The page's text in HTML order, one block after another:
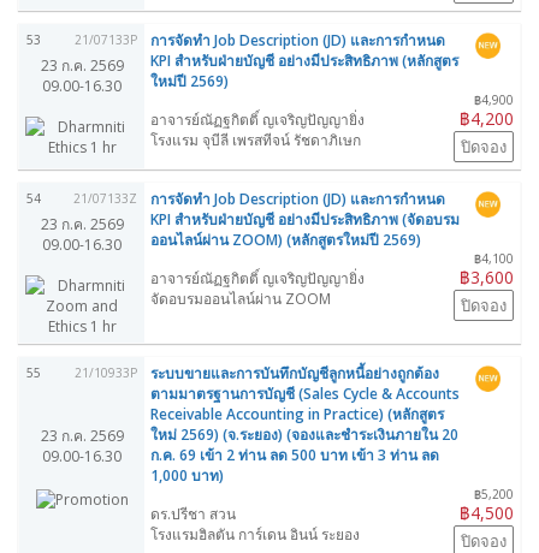
53 21/07133P
23 ก.ค. 2569
09.00-16.30
การจัดทำ Job Description (JD) และการกำหนด
KPI สำหรับฝ่ายบัญชี อย่างมีประสิทธิภาพ (หลักสูตร
ใหม่ปี 2569)
฿4,900
฿4,200
อาจารย์ณัฏฐกิตติ์ ญเจริญปัญญายิ่ง
โรงแรม จุบีลี เพรสทีจน์ รัชดาภิเษก
ปิดจอง
54 21/07133Z
23 ก.ค. 2569
09.00-16.30
การจัดทำ Job Description (JD) และการกำหนด
KPI สำหรับฝ่ายบัญชี อย่างมีประสิทธิภาพ (จัดอบรม
ออนไลน์ผ่าน ZOOM) (หลักสูตรใหม่ปี 2569)
฿4,100
฿3,600
อาจารย์ณัฏฐกิตติ์ ญเจริญปัญญายิ่ง
จัดอบรมออนไลน์ผ่าน ZOOM
ปิดจอง
55 21/10933P
23 ก.ค. 2569
09.00-16.30
ระบบขายและการบันทึกบัญชีลูกหนี้อย่างถูกต้อง
ตามมาตรฐานการบัญชี (Sales Cycle & Accounts
Receivable Accounting in Practice) (หลักสูตร
ใหม่ 2569) (จ.ระยอง) (จองและชำระเงินภายใน 20
ก.ค. 69 เข้า 2 ท่าน ลด 500 บาท เข้า 3 ท่าน ลด
1,000 บาท)
฿5,200
฿4,500
ดร.ปรีชา สวน
โรงแรมฮิลตัน การ์เดน อินน์ ระยอง
ปิดจอง